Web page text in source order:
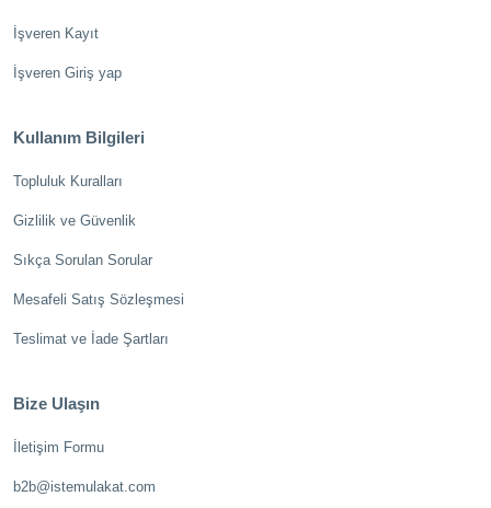
İşveren Kayıt
İşveren Giriş yap
Kullanım Bilgileri
Topluluk Kuralları
Gizlilik ve Güvenlik
Sıkça Sorulan Sorular
Mesafeli Satış Sözleşmesi
Teslimat ve İade Şartları
Bize Ulaşın
İletişim Formu
b2b@istemulakat.com